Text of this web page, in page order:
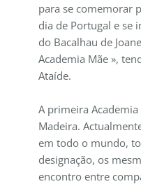
para se comemorar
dia de Portugal e se
do Bacalhau de
Academia Mãe »,
Ataíde.
A primeira
Madeira.
em todo o mundo,
designação, os
encontro entre